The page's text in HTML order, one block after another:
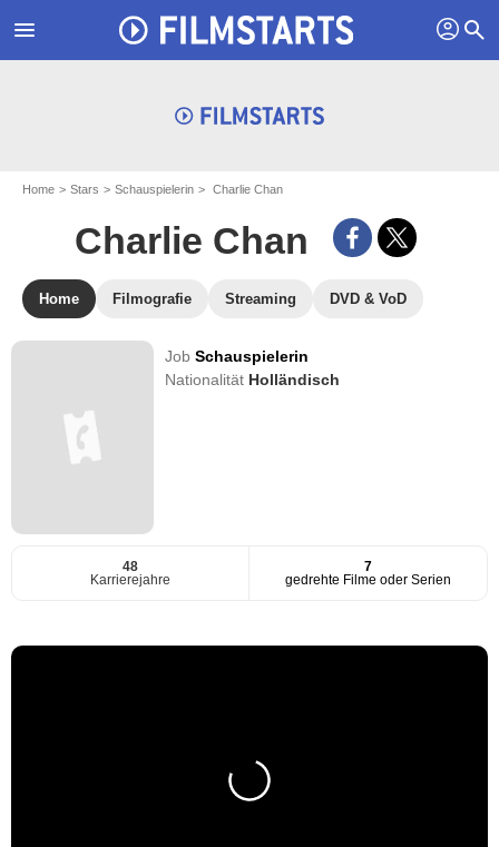
menu profil search
Home Stars Schauspielerin Charlie Chan
Charlie Chan
Home Filmografie Streaming DVD & VoD
JobSchauspielerin
Nationalität Holländisch
48
Karrierejahre
7
gedrehte Filme oder Serien